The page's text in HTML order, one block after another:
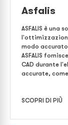
Asfalis
ASFALIS è una
modo
ASFALIS
CAD durante
accurate,
SCOPRI DI PIÙ